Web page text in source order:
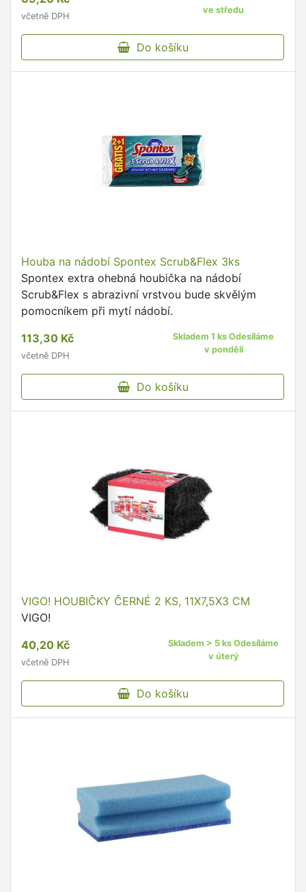
nádobí s …
včetně DPH
ve středu
Do košíku
Houba na nádobí Spontex Scrub&Flex 3ks
Spontex extra ohebná houbička na nádobí
Scrub&Flex s abrazivní vrstvou bude skvělým
pomocníkem při mytí nádobí.
113,30 Kč
včetně DPH
Skladem 1 ks Odesíláme
v pondělí
Do košíku
VIGO! HOUBIČKY ČERNÉ 2 KS, 11X7,5X3 CM
VIGO!
40,20 Kč
včetně DPH
Skladem > 5 ks Odesíláme
v úterý
Do košíku